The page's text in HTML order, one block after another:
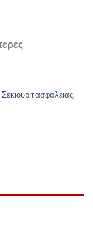
Σεκιουριτ ασφαλειας,